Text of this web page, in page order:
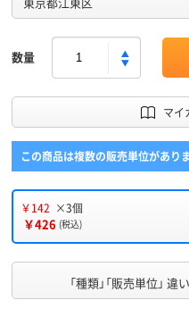
数量
マイ
この商品は複数の販売単位があり
￥142 ×3個
￥426 (税込)
「種類」「販売単位」 違